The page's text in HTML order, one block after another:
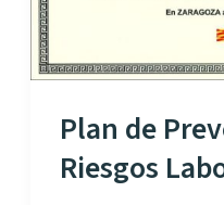
Plan de
Riesgos